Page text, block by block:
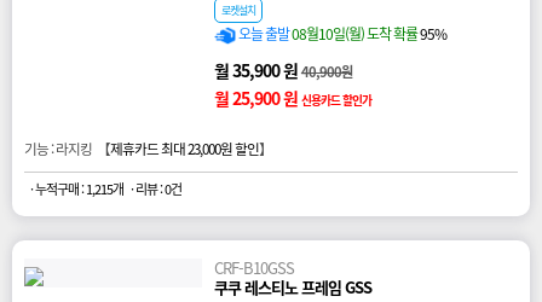
로켓설치
오늘 출발08월10일(월) 도착 확률95%
월 35,900 원40,900원
월 25,900 원 신용카드 할인가
기능 : 라지킹 【제휴카드 최대 23,000원 할인】
· 누적구매 : 1,215개 · 리뷰 : 0건
CRF-B10GSS
쿠쿠 레스티노 프레임 GSS